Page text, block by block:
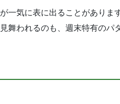
気に表に出ることがありま
舞われるのも、週末特有のパ